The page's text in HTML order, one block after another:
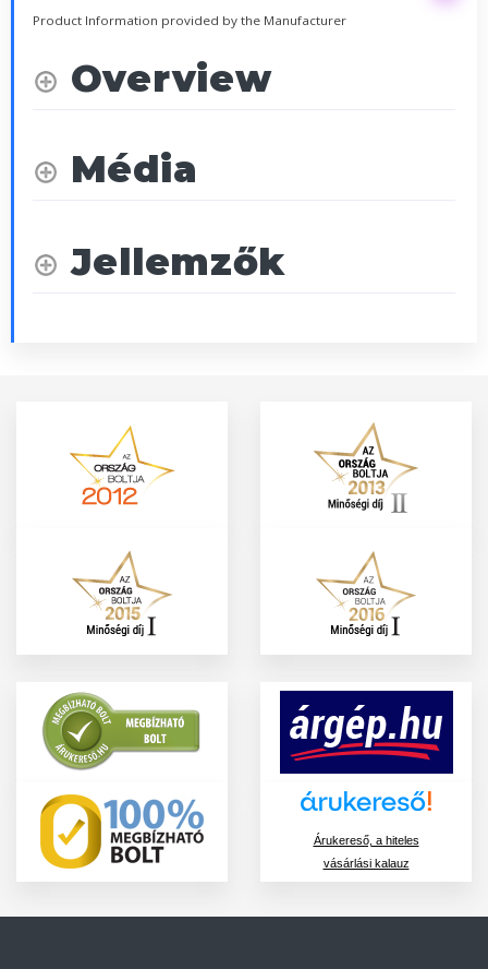
Product Information provided by the Manufacturer
Overview
Média
Jellemzők
Árukereső, a hiteles
vásárlási kalauz